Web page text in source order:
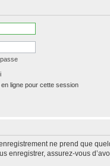
ligne pour cette session
ne prend que
enregistrer, assurez-vous